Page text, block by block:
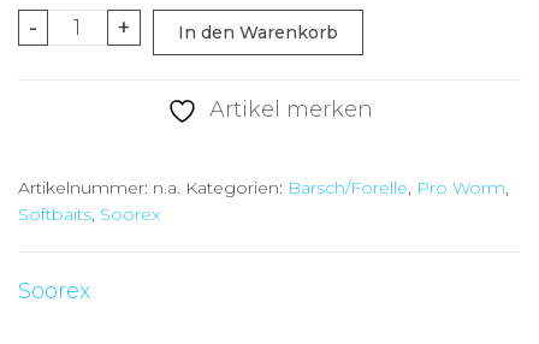
-
Soorex
+ In den Warenkorb
Artikel merken
Artikelnummer: n.a. Kategorien: Barsch/Forelle, Pro Worm,
Softbaits, Soorex
Soorex